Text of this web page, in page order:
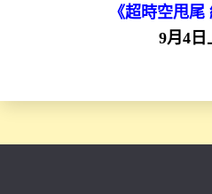
《超時空甩尾
9月4日